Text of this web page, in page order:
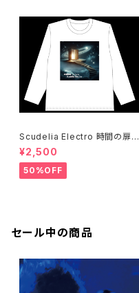
Scudelia Electro 時間の扉T
シャツ・長袖・ホワイト
¥2,500
50%OFF
セール中の商品